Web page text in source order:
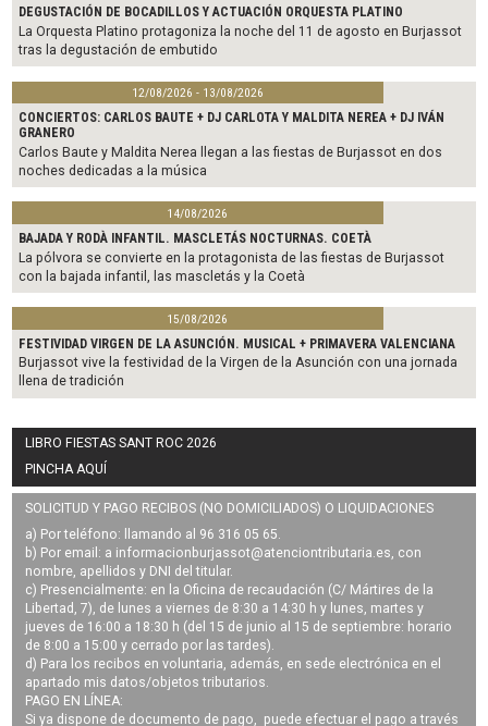
DEGUSTACIÓN DE BOCADILLOS Y ACTUACIÓN ORQUESTA PLATINO
La Orquesta Platino protagoniza la noche del 11 de agosto en Burjassot
tras la degustación de embutido
12/08/2026 - 13/08/2026
CONCIERTOS: CARLOS BAUTE + DJ CARLOTA Y MALDITA NEREA + DJ IVÁN
GRANERO
Carlos Baute y Maldita Nerea llegan a las fiestas de Burjassot en dos
noches dedicadas a la música
14/08/2026
BAJADA Y RODÀ INFANTIL. MASCLETÁS NOCTURNAS. COETÀ
La pólvora se convierte en la protagonista de las fiestas de Burjassot
con la bajada infantil, las mascletás y la Coetà
15/08/2026
FESTIVIDAD VIRGEN DE LA ASUNCIÓN. MUSICAL + PRIMAVERA VALENCIANA
Burjassot vive la festividad de la Virgen de la Asunción con una jornada
llena de tradición
LIBRO FIESTAS SANT ROC 2026
PINCHA AQUÍ
SOLICITUD Y PAGO RECIBOS (NO DOMICILIADOS) O LIQUIDACIONES
a) Por teléfono: llamando al 96 316 05 65.
b) Por email: a informacionburjassot@atenciontributaria.es, con
nombre, apellidos y DNI del titular.
c) Presencialmente: en la Oficina de recaudación (C/ Mártires de la
Libertad, 7), de lunes a viernes de 8:30 a 14:30 h y lunes, martes y
jueves de 16:00 a 18:30 h (del 15 de junio al 15 de septiembre: horario
de 8:00 a 15:00 y cerrado por las tardes).
d) Para los recibos en voluntaria, además, en sede electrónica en el
apartado mis datos/objetos tributarios.
PAGO EN LÍNEA:
Si ya dispone de documento de pago, puede efectuar el pago a través